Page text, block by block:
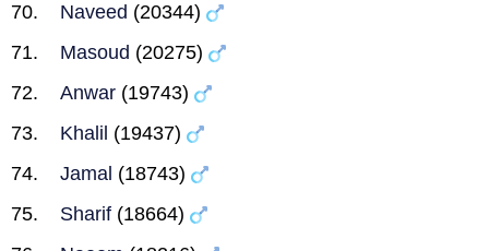
Naveed (20344)
Masoud (20275)
Anwar (19743)
Khalil (19437)
Jamal (18743)
Sharif (18664)